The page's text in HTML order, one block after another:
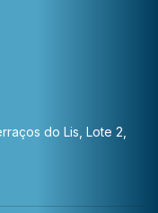
do Lis, Lote 2,